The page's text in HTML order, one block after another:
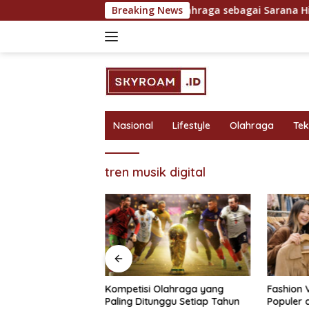
to
Breaking News
Olahraga sebagai Sarana
Nasional Lifestyle Olahraga
tren musik digital
Kompetisi Olahraga yang
Paling Ditunggu Setiap Tahun
Fashion
Populer